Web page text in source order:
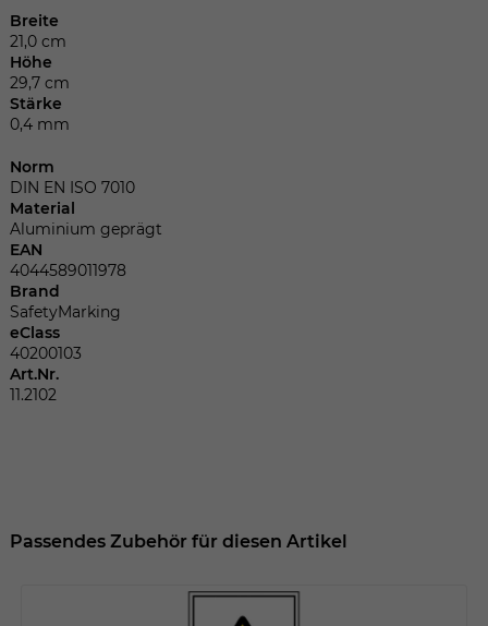
Breite
21,0 cm
Höhe
29,7 cm
Stärke
0,4 mm
Norm
DIN EN ISO 7010
Material
Aluminium geprägt
EAN
4044589011978
Brand
SafetyMarking
eClass
40200103
Art.Nr.
11.2102
Passendes Zubehör für diesen Artikel
Name
Anbieter
Laufzeit
Zweck
Speicherung Ihrer vorgenommen
Name
Zweck
der Webseite anmeldet. Dient zum